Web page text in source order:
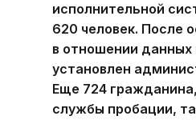
исполнительной
620 человек. После
в отношении
установлен
Еще 724
службы пробации,